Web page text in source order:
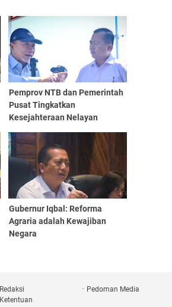
Pemprov NTB dan Pemerintah
Pusat Tingkatkan
Kesejahteraan Nelayan
Gubernur Iqbal: Reforma
Agraria adalah Kewajiban
Negara
Redaksi
Pedoman Media
Ketentuan